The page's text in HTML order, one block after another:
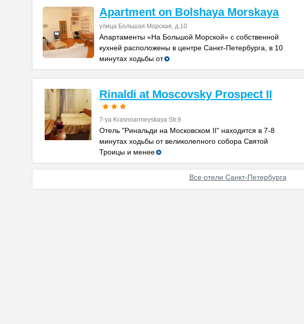
Apartment on Bolshaya Morskaya
улица Большая Морская, д.10
Апартаменты «На Большой Морской» с собственной
кухней расположены в центре Санкт-Петербурга, в 10
минутах ходьбы от
Rinaldi at Moscovsky Prospect II
7-ya Krasnoarmeyskaya Str.9
Отель "Ринальди на Московском II" находится в 7-8
минутах ходьбы от великолепного собора Святой
Троицы и менее
Все отели Санкт-Петербурга